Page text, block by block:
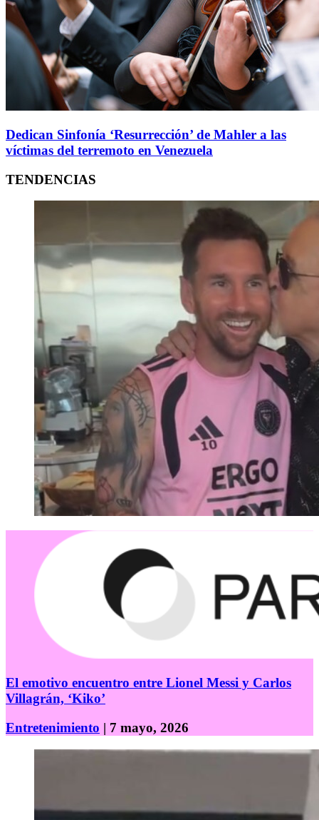
Dedican Sinfonía ‘Resurrección’ de Mahler a las
víctimas del terremoto en Venezuela
TENDENCIAS
El emotivo encuentro entre Lionel Messi y Carlos
Villagrán, ‘Kiko’
Entretenimiento | 7 mayo, 2026